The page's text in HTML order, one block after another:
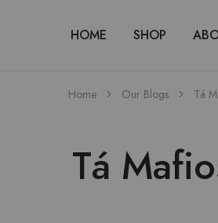
HOME SHOP
Home Our Blogs Tá
Tá